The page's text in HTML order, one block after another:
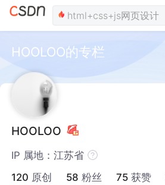
HOOLOO的专栏
HOOLOO
IP 属地：江苏省
120 原创 58 粉丝 75 获赞